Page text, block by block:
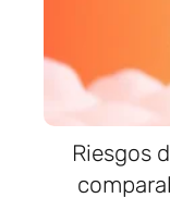
Riesgos